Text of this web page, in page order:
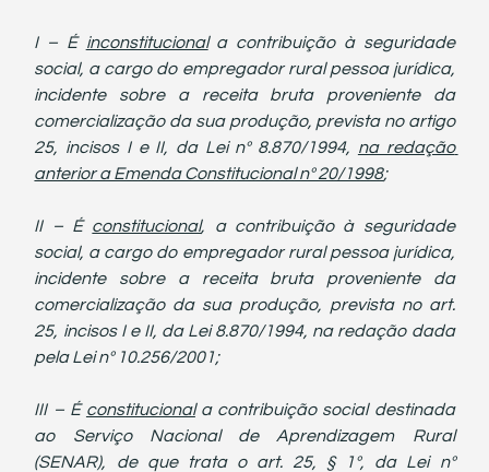
I – É inconstitucional a contribuição à seguridade
social, a cargo do empregador rural pessoa jurídica,
incidente sobre a receita bruta proveniente da
comercialização da sua produção, prevista no artigo
25, incisos I e II, da Lei nº 8.870/1994, na redação
anterior a Emenda Constitucional nº 20/1998;
II – É constitucional, a contribuição à seguridade
social, a cargo do empregador rural pessoa jurídica,
incidente sobre a receita bruta proveniente da
comercialização da sua produção, prevista no art.
25, incisos I e II, da Lei 8.870/1994, na redação dada
pela Lei nº 10.256/2001;
III – É constitucional a contribuição social destinada
ao Serviço Nacional de Aprendizagem Rural
(SENAR), de que trata o art. 25, § 1º, da Lei nº